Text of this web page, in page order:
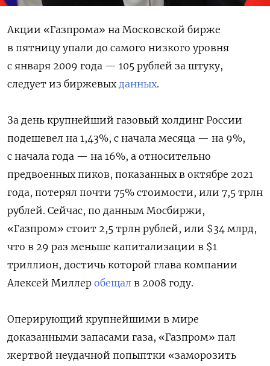
Акции «Газпрома» на Московской бирже
в пятницу упали до самого низкого уровня
с января 2009 года — 105 рублей за штуку,
следует из биржевых данных.
За день крупнейший газовый холдинг России
подешевел на 1,43%, с начала месяца — на 9%,
с начала года — на 16%, а относительно
предвоенных пиков, показанных в октябре 2021
года, потерял почти 75% стоимости, или 7,5 трлн
рублей. Сейчас, по данным Мосбиржи,
«Газпром» стоит 2,5 трлн рублей, или $34 млрд,
что в 29 раз меньше капитализации в $1
триллион, достичь которой глава компании
Алексей Миллер обещал в 2008 году.
Оперирующий крупнейшими в мире
доказанными запасами газа, «Газпром» пал
жертвой неудачной попыптки «заморозить